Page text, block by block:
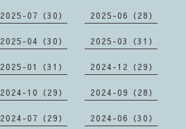
2025-07（30） 2025-06（28）
2025-04（30） 2025-03（31）
2025-01（31） 2024-12（29）
2024-10（29） 2024-09（28）
2024-07（29） 2024-06（30）